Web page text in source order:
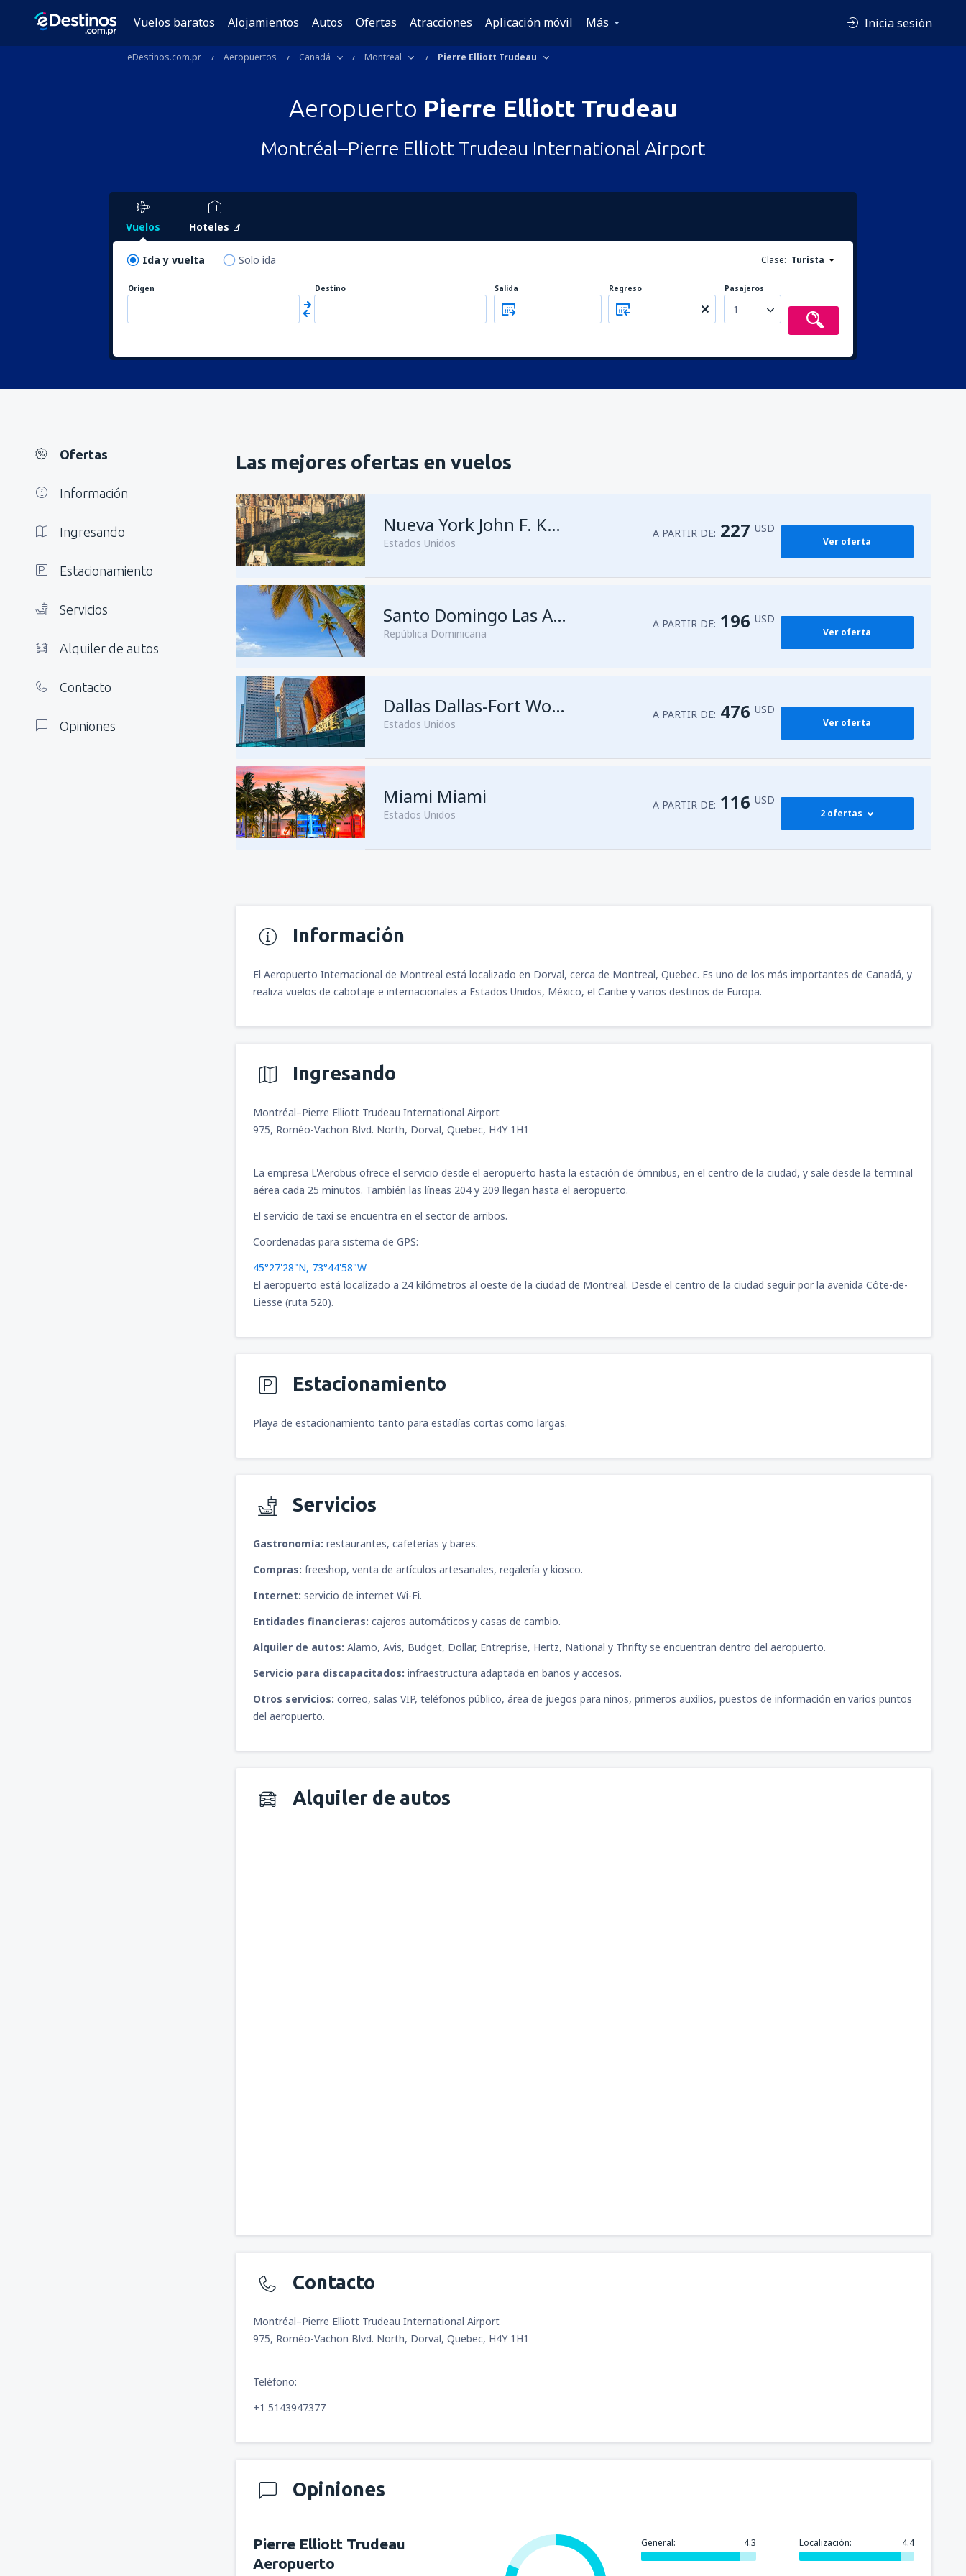
Vuelos baratos Alojamientos Autos Ofertas Atracciones Aplicación móvil Más Inicia sesión
eDestinos.com.pr Aeropuertos Canadá Montreal Pierre Elliott Trudeau
Aeropuerto Pierre Elliott Trudeau
Montréal–Pierre Elliott Trudeau International Airport
Vuelos Hoteles
Ida y vuelta Solo ida Clase: Turista
Origen Destino Salida Regreso Pasajeros
1
Ofertas
Información
Ingresando
Estacionamiento
Servicios
Alquiler de autos
Contacto
Opiniones
Las mejores ofertas en vuelos
Nueva York John F. Kennedy
Estados Unidos
A PARTIR DE: 227 USD
Ver oferta
Santo Domingo Las Américas
República Dominicana
A PARTIR DE: 196 USD
Ver oferta
Dallas Dallas-Fort Worth
Estados Unidos
A PARTIR DE: 476 USD
Ver oferta
Miami Miami
Estados Unidos
A PARTIR DE: 116 USD
2 ofertas
Información
El Aeropuerto Internacional de Montreal está localizado en Dorval, cerca de Montreal, Quebec. Es uno de los más importantes de Canadá, y
realiza vuelos de cabotaje e internacionales a Estados Unidos, México, el Caribe y varios destinos de Europa.
Ingresando
Montréal–Pierre Elliott Trudeau International Airport
975, Roméo-Vachon Blvd. North, Dorval, Quebec, H4Y 1H1
La empresa L'Aerobus ofrece el servicio desde el aeropuerto hasta la estación de ómnibus, en el centro de la ciudad, y sale desde la terminal
aérea cada 25 minutos. También las líneas 204 y 209 llegan hasta el aeropuerto.
El servicio de taxi se encuentra en el sector de arribos.
Coordenadas para sistema de GPS:
45°27'28"N, 73°44'58"W
El aeropuerto está localizado a 24 kilómetros al oeste de la ciudad de Montreal. Desde el centro de la ciudad seguir por la avenida Côte-de-
Liesse (ruta 520).
Estacionamiento
Playa de estacionamiento tanto para estadías cortas como largas.
Servicios
Gastronomía: restaurantes, cafeterías y bares.
Compras: freeshop, venta de artículos artesanales, regalería y kiosco.
Internet: servicio de internet Wi-Fi.
Entidades financieras: cajeros automáticos y casas de cambio.
Alquiler de autos: Alamo, Avis, Budget, Dollar, Entreprise, Hertz, National y Thrifty se encuentran dentro del aeropuerto.
Servicio para discapacitados: infraestructura adaptada en baños y accesos.
Otros servicios: correo, salas VIP, teléfonos público, área de juegos para niños, primeros auxilios, puestos de información en varios puntos
del aeropuerto.
Alquiler de autos
Contacto
Montréal–Pierre Elliott Trudeau International Airport
975, Roméo-Vachon Blvd. North, Dorval, Quebec, H4Y 1H1
Teléfono:
+1 5143947377
Opiniones
Pierre Elliott Trudeau
Aeropuerto
General: 4.3 Localización: 4.4